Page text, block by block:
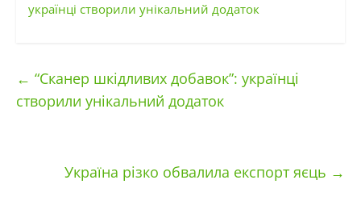
українці створили унікальний додаток
← “Сканер шкідливих добавок”: українці
створили унікальний додаток
Україна різко обвалила експорт яєць →